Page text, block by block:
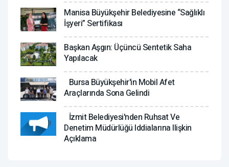
Manisa Büyükşehir Belediyesine “Sağlıklı
İşyeri” Sertifikası
Başkan Aşgın: Üçüncü Sentetik Saha
Yapılacak
Bursa Büyükşehir'in Mobil Afet
Araçlarında Sona Gelindi
İzmit Belediyesi'nden Ruhsat Ve
Denetim Müdürlüğü Iddialarına Ilişkin
Açıklama